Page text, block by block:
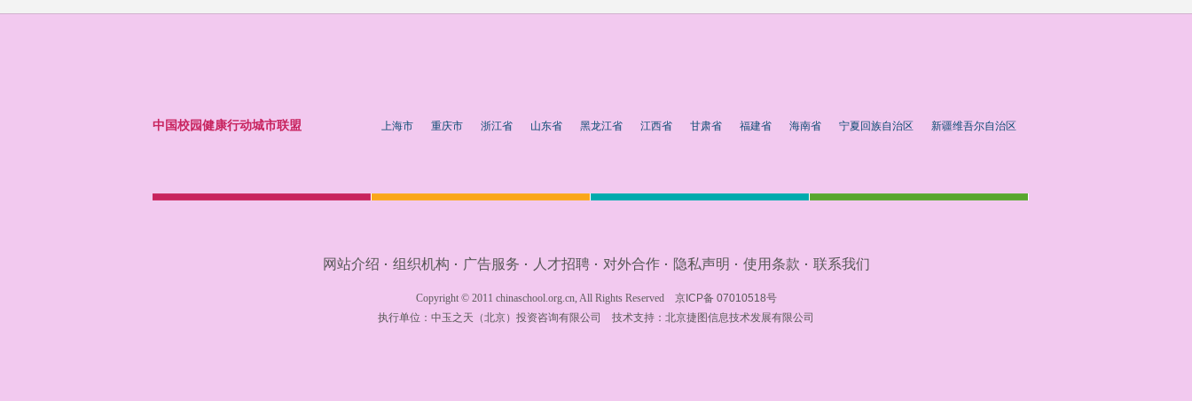
中国校园健康行动城市联盟 上海市 重庆市 浙江省 山东省 黑龙江省 江西省 甘肃省 福建省 海南省 宁夏回族自治区 新疆维吾尔自治区
网站介绍 · 组织机构 · 广告服务 · 人才招聘 · 对外合作 · 隐私声明 · 使用条款 · 联系我们
Copyright © 2011 chinaschool.org.cn, All Rights Reserved京ICP备 07010518号
执行单位： 中玉之天（北京）投资咨询有限公司 技术支持： 北京捷图信息技术发展有限公司